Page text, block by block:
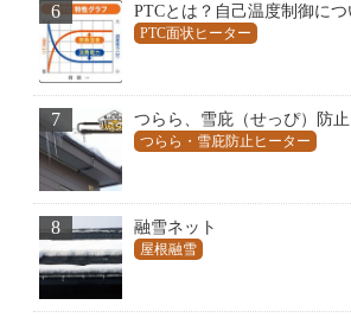
6 PTCとは？自己温度制御につ
PTC面状ヒーター
7 つらら、雪庇（せっぴ）防
つらら・雪庇防止ヒーター
8 融雪ネット
屋根融雪